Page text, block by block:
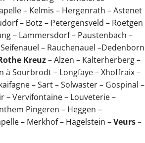
– Kelmis – Hergenrath – Astenet
– Botz – Petergensveld – Roetgen
– Lammersdorf – Paustenbach –
– Rauchenauel –Dedenborn
Kreuz– Alzen – Kalterherberg –
à Sourbrodt – Longfaye – Xhoffraix –
– Sart – Solwaster – Gospinal –
– Vervifontaine – Louveterie –
Pingeren – Heggen –
– Merkhof – Hagelstein –Veurs –